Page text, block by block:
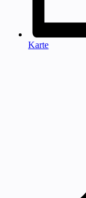
Karte